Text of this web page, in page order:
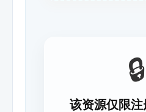
🔒
该资源仅限